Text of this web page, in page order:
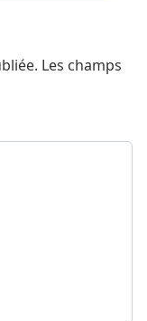
Les champs